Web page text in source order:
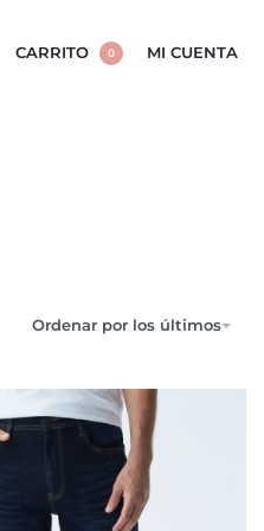
CARRITO 0 MI CUENTA
Ordenar por los últimos